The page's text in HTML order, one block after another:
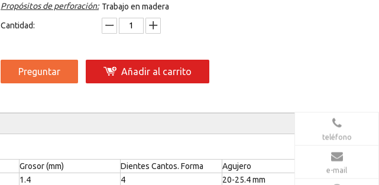
Propósitos de perforación: Trabajo en madera
Cantidad:
Preguntar Añadir al carrito
Grosor (mm) Dientes Cantos. Forma
Agujero
1.4 4
20-25.4 mm
teléfono
e-mail